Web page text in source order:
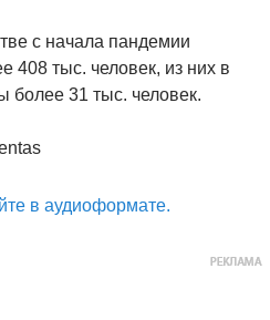
с начала пандемии
408 тыс. человек, из них в
более 31 тыс. человек.
в аудиоформате.